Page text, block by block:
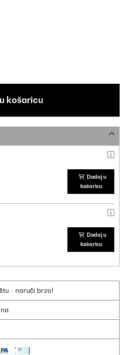
košaricu
Dodaj u
košaricu
Dodaj u
košaricu
- naruči brzo!